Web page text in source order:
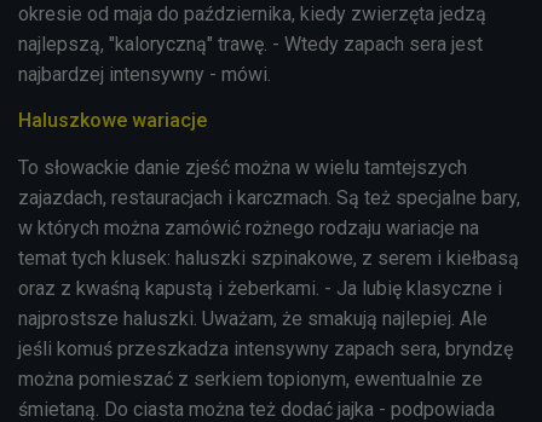
okresie od maja do października, kiedy zwierzęta jedzą
najlepszą, "kaloryczną" trawę. - Wtedy zapach sera jest
najbardzej intensywny - mówi.
Haluszkowe wariacje
To słowackie danie zjeść można w wielu tamtejszych
zajazdach, restauracjach i karczmach. Są też specjalne bary,
w których można zamówić rożnego rodzaju wariacje na
temat tych klusek: haluszki szpinakowe, z serem i kiełbasą
oraz z kwaśną kapustą i żeberkami. - Ja lubię klasyczne i
najprostsze haluszki. Uważam, że smakują najlepiej. Ale
jeśli komuś przeszkadza intensywny zapach sera, bryndzę
można pomieszać z serkiem topionym, ewentualnie ze
śmietaną. Do ciasta można też dodać jajka - podpowiada